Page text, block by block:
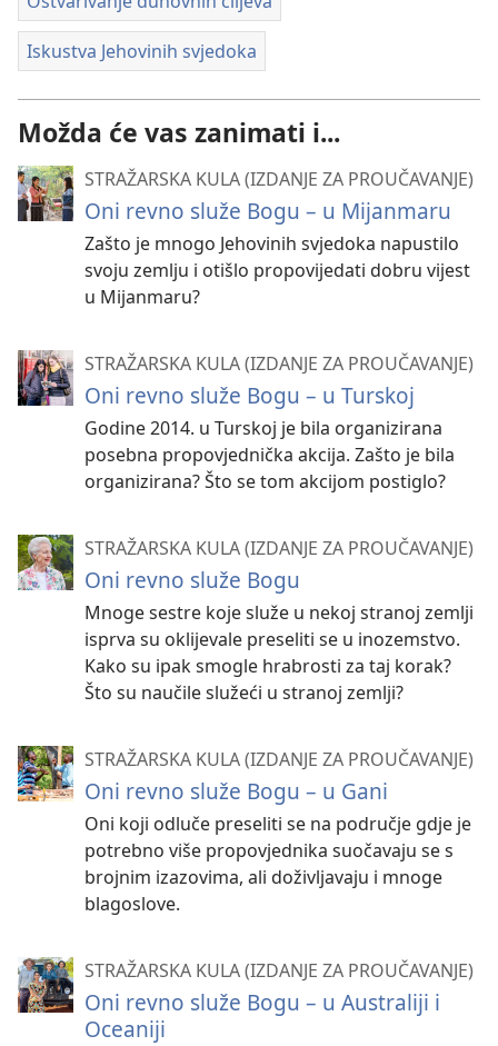
Iskustva Jehovinih svjedoka
Možda će vas zanimati i...
STRAŽARSKA KULA (IZDANJE ZA PROUČAVANJE)
Oni revno služe Bogu – u Mijanmaru
Zašto je mnogo Jehovinih svjedoka napustilo
svoju zemlju i otišlo propovijedati dobru vijest
u Mijanmaru?
STRAŽARSKA KULA (IZDANJE ZA PROUČAVANJE)
Oni revno služe Bogu – u Turskoj
Godine 2014. u Turskoj je bila organizirana
posebna propovjednička akcija. Zašto je bila
organizirana? Što se tom akcijom postiglo?
STRAŽARSKA KULA (IZDANJE ZA PROUČAVANJE)
Oni revno služe Bogu
Mnoge sestre koje služe u nekoj stranoj zemlji
isprva su oklijevale preseliti se u inozemstvo.
Kako su ipak smogle hrabrosti za taj korak?
Što su naučile služeći u stranoj zemlji?
STRAŽARSKA KULA (IZDANJE ZA PROUČAVANJE)
Oni revno služe Bogu – u Gani
Oni koji odluče preseliti se na područje gdje je
potrebno više propovjednika suočavaju se s
brojnim izazovima, ali doživljavaju i mnoge
blagoslove.
STRAŽARSKA KULA (IZDANJE ZA PROUČAVANJE)
Oni revno služe Bogu – u Australiji i
Oceaniji